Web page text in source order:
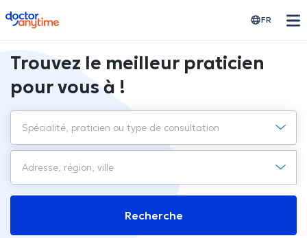
doctoranytime FR
Trouvez le meilleur praticien
pour vous à !
Recherche